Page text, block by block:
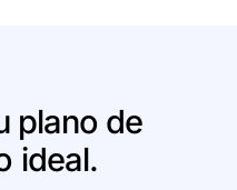
plano de
ideal.